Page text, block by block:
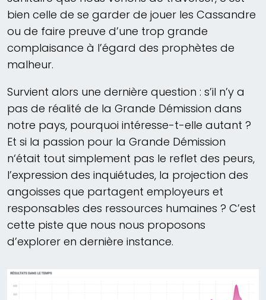
bien celle de se garder de jouer les Cassandre
ou de faire preuve d’une trop grande
complaisance à l’égard des prophètes de
malheur.
Survient alors une dernière question : s’il n’y a
pas de réalité de la Grande Démission dans
notre pays, pourquoi intéresse-t-elle autant ?
Et si la passion pour la Grande Démission
n‘était tout simplement pas le reflet des peurs,
l’expression des inquiétudes, la projection des
angoisses que partagent employeurs et
responsables des ressources humaines ? C’est
cette piste que nous nous proposons
d’explorer en dernière instance.